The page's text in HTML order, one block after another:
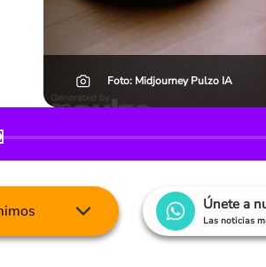
Foto: Midjourney Pulzo IA
Únete a
Las noticias